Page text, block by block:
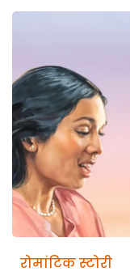
रोमांटिक स्टोरी